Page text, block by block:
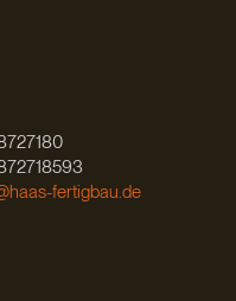
fertigbau.de